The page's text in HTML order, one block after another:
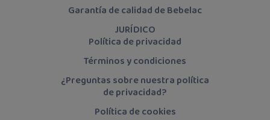
Garantía de calidad de Bebelac
JURÍDICO
Política de privacidad
Términos y condiciones
¿Preguntas sobre nuestra política
de privacidad?
Política de cookies